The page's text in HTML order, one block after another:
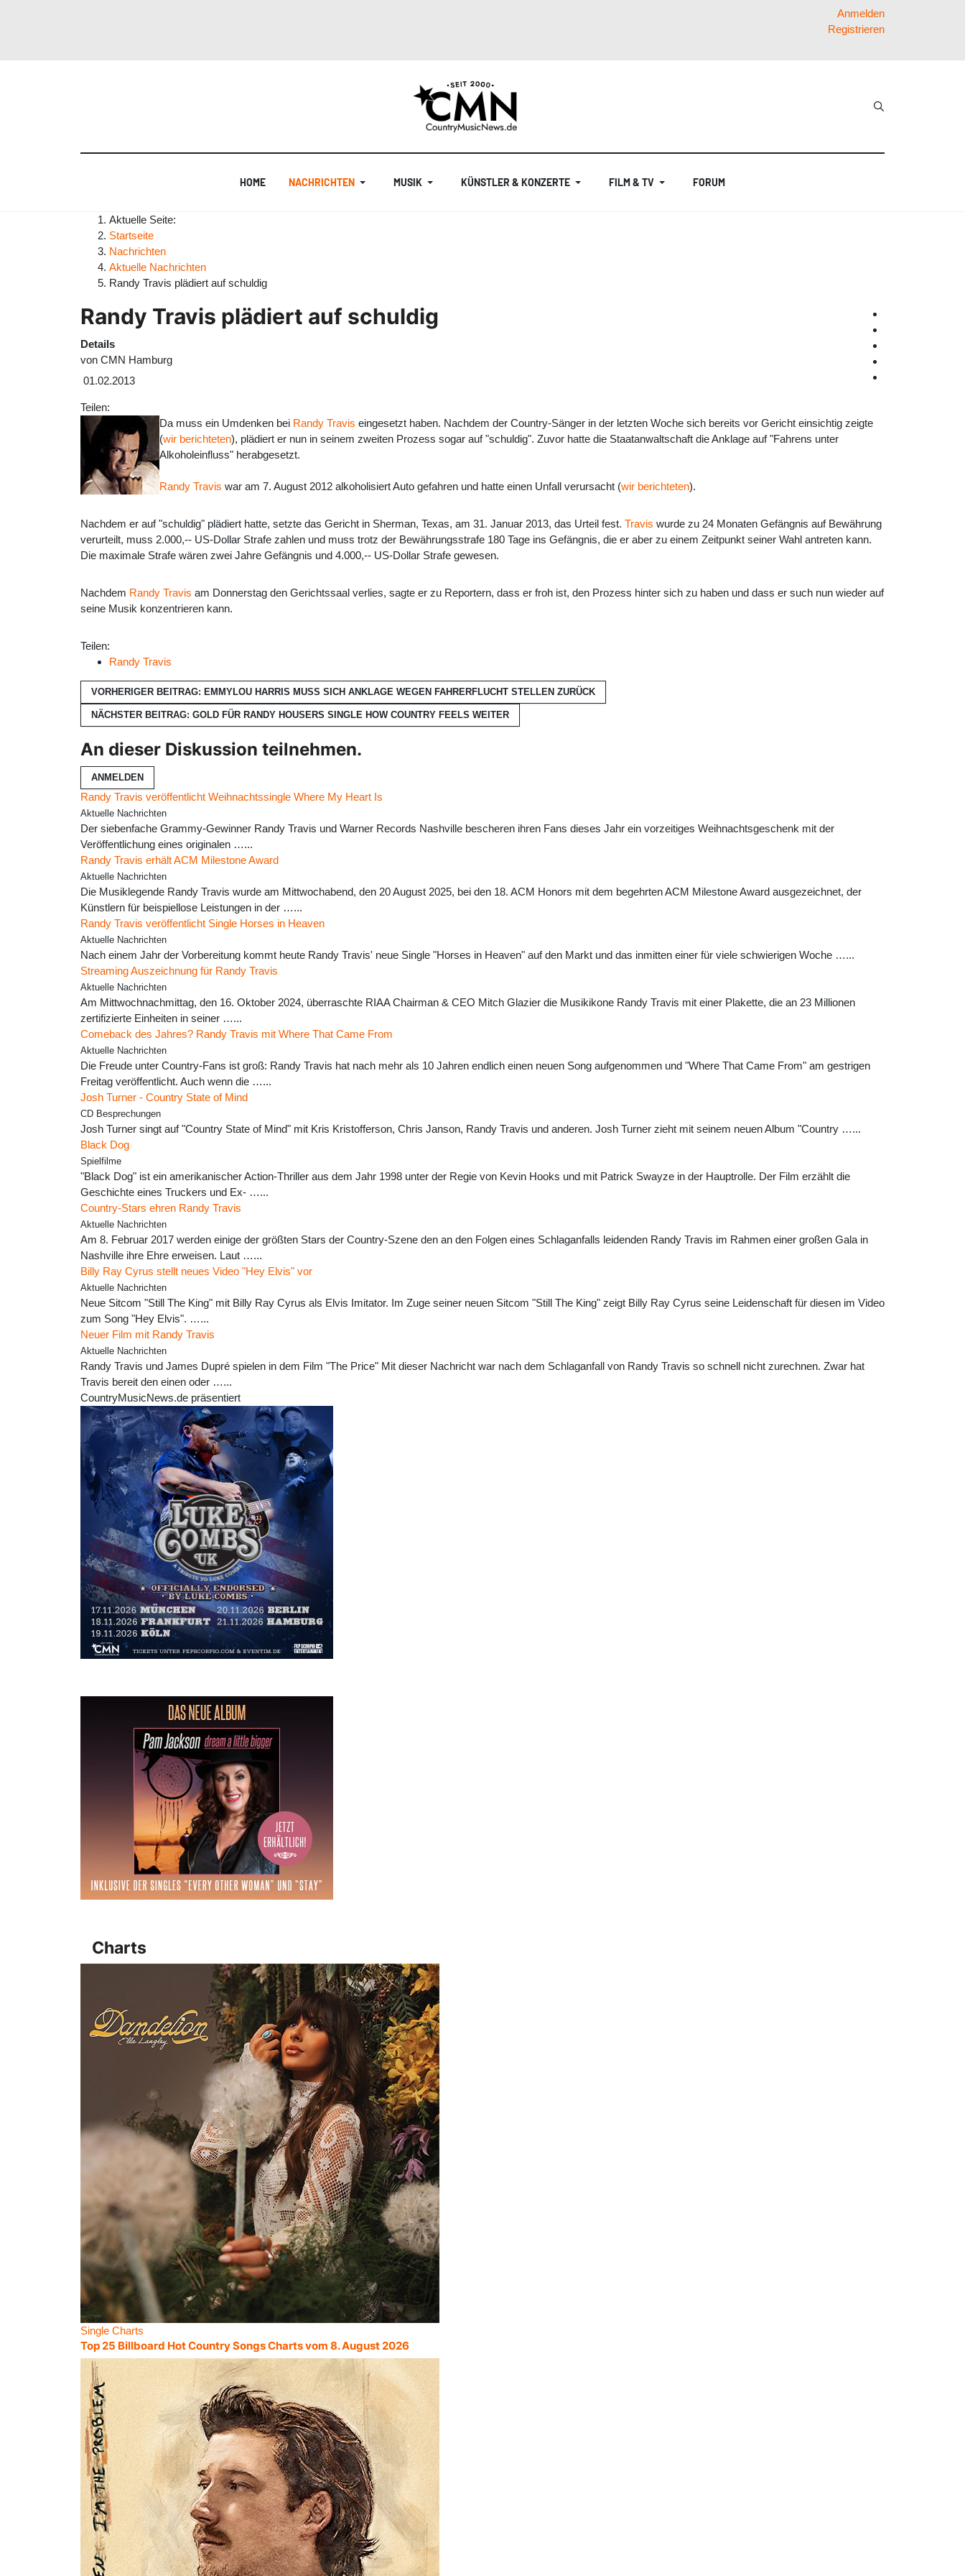
Anmelden
Registrieren
HOME NACHRICHTEN MUSIK KÜNSTLER & KONZERTE FILM & TV FORUM
Aktuelle Seite:
Startseite
Nachrichten
Aktuelle Nachrichten
Randy Travis plädiert auf schuldig
Randy Travis plädiert auf schuldig
Details
von CMN Hamburg
01.02.2013
Teilen:
Da muss ein Umdenken bei Randy Travis eingesetzt haben. Nachdem der Country-Sänger in der letzten Woche sich bereits vor Gericht einsichtig zeigte
(wir berichteten), plädiert er nun in seinem zweiten Prozess sogar auf "schuldig". Zuvor hatte die Staatanwaltschaft die Anklage auf "Fahrens unter
Alkoholeinfluss" herabgesetzt.
Randy Travis war am 7. August 2012 alkoholisiert Auto gefahren und hatte einen Unfall verursacht (wir berichteten).
Nachdem er auf "schuldig" plädiert hatte, setzte das Gericht in Sherman, Texas, am 31. Januar 2013, das Urteil fest. Travis wurde zu 24 Monaten Gefängnis auf Bewährung
verurteilt, muss 2.000,-- US-Dollar Strafe zahlen und muss trotz der Bewährungsstrafe 180 Tage ins Gefängnis, die er aber zu einem Zeitpunkt seiner Wahl antreten kann.
Die maximale Strafe wären zwei Jahre Gefängnis und 4.000,-- US-Dollar Strafe gewesen.
Nachdem Randy Travis am Donnerstag den Gerichtssaal verlies, sagte er zu Reportern, dass er froh ist, den Prozess hinter sich zu haben und dass er such nun wieder auf
seine Musik konzentrieren kann.
Teilen:
Randy Travis
VORHERIGER BEITRAG: EMMYLOU HARRIS MUSS SICH ANKLAGE WEGEN FAHRERFLUCHT STELLEN ZURÜCK
NÄCHSTER BEITRAG: GOLD FÜR RANDY HOUSERS SINGLE HOW COUNTRY FEELS WEITER
An dieser Diskussion teilnehmen.
ANMELDEN
Randy Travis veröffentlicht Weihnachtssingle Where My Heart Is
Aktuelle Nachrichten
Der siebenfache Grammy-Gewinner Randy Travis und Warner Records Nashville bescheren ihren Fans dieses Jahr ein vorzeitiges Weihnachtsgeschenk mit der
Veröffentlichung eines originalen …...
Randy Travis erhält ACM Milestone Award
Aktuelle Nachrichten
Die Musiklegende Randy Travis wurde am Mittwochabend, den 20 August 2025, bei den 18. ACM Honors mit dem begehrten ACM Milestone Award ausgezeichnet, der
Künstlern für beispiellose Leistungen in der …...
Randy Travis veröffentlicht Single Horses in Heaven
Aktuelle Nachrichten
Nach einem Jahr der Vorbereitung kommt heute Randy Travis' neue Single "Horses in Heaven" auf den Markt und das inmitten einer für viele schwierigen Woche …...
Streaming Auszeichnung für Randy Travis
Aktuelle Nachrichten
Am Mittwochnachmittag, den 16. Oktober 2024, überraschte RIAA Chairman & CEO Mitch Glazier die Musikikone Randy Travis mit einer Plakette, die an 23 Millionen
zertifizierte Einheiten in seiner …...
Comeback des Jahres? Randy Travis mit Where That Came From
Aktuelle Nachrichten
Die Freude unter Country-Fans ist groß: Randy Travis hat nach mehr als 10 Jahren endlich einen neuen Song aufgenommen und "Where That Came From" am gestrigen
Freitag veröffentlicht. Auch wenn die …...
Josh Turner - Country State of Mind
CD Besprechungen
Josh Turner singt auf "Country State of Mind" mit Kris Kristofferson, Chris Janson, Randy Travis und anderen. Josh Turner zieht mit seinem neuen Album "Country …...
Black Dog
Spielfilme
"Black Dog" ist ein amerikanischer Action-Thriller aus dem Jahr 1998 unter der Regie von Kevin Hooks und mit Patrick Swayze in der Hauptrolle. Der Film erzählt die
Geschichte eines Truckers und Ex- …...
Country-Stars ehren Randy Travis
Aktuelle Nachrichten
Am 8. Februar 2017 werden einige der größten Stars der Country-Szene den an den Folgen eines Schlaganfalls leidenden Randy Travis im Rahmen einer großen Gala in
Nashville ihre Ehre erweisen. Laut …...
Billy Ray Cyrus stellt neues Video "Hey Elvis" vor
Aktuelle Nachrichten
Neue Sitcom "Still The King" mit Billy Ray Cyrus als Elvis Imitator. Im Zuge seiner neuen Sitcom "Still The King" zeigt Billy Ray Cyrus seine Leidenschaft für diesen im Video
zum Song "Hey Elvis". …...
Neuer Film mit Randy Travis
Aktuelle Nachrichten
Randy Travis und James Dupré spielen in dem Film "The Price" Mit dieser Nachricht war nach dem Schlaganfall von Randy Travis so schnell nicht zurechnen. Zwar hat
Travis bereit den einen oder …...
CountryMusicNews.de präsentiert
Charts
Single Charts
Top 25 Billboard Hot Country Songs Charts vom 8. August 2026